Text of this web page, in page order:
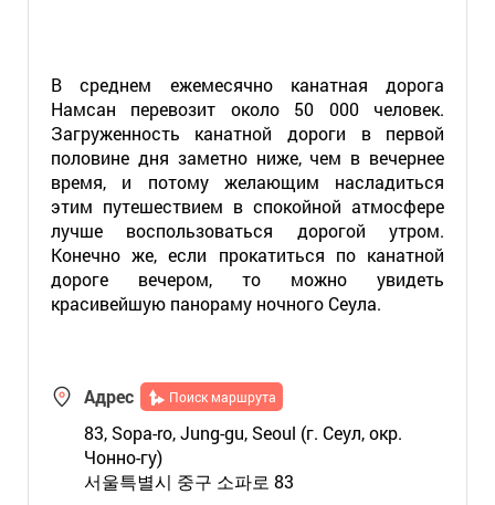
В среднем ежемесячно канатная дорога
Намсан перевозит около 50 000 человек.
Загруженность канатной дороги в первой
половине дня заметно ниже, чем в вечернее
время, и потому желающим насладиться
этим путешествием в спокойной атмосфере
лучше воспользоваться дорогой утром.
Конечно же, если прокатиться по канатной
дороге вечером, то можно увидеть
красивейшую панораму ночного Сеула.
Адрес Поиск маршрута
83, Sopa-ro, Jung-gu, Seoul (г. Сеул, окр.
Чонно-гу)
서울특별시 중구 소파로 83